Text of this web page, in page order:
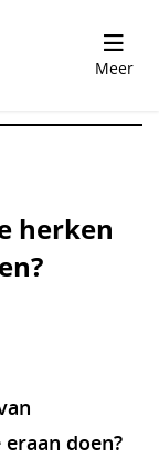
Meer
herken
doen?